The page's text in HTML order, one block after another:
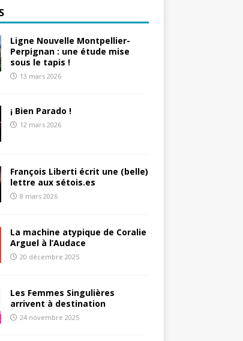
Ligne Nouvelle Montpellier-
Perpignan : une étude mise
sous le tapis !
13 mars 2026
¡ Bien Parado !
12 mars 2026
François Liberti écrit une (belle)
lettre aux sétois.es
8 mars 2026
La machine atypique de Coralie
Arguel à l’Audace
20 décembre 2025
Les Femmes Singulières
arrivent à destination
24 novembre 2025